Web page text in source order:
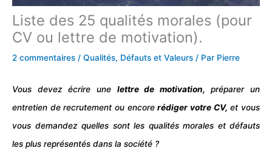
Liste des 25 qualités morales (pour
CV ou lettre de motivation).
2 commentaires / Qualités, Défauts et Valeurs / Par Pierre
Vous devez écrire une lettre de motivation, préparer un
entretien de recrutement ou encorerédiger votre CV, et vous
vous demandez quelles sont les qualités morales et défauts
les plus représentés dans la société ?